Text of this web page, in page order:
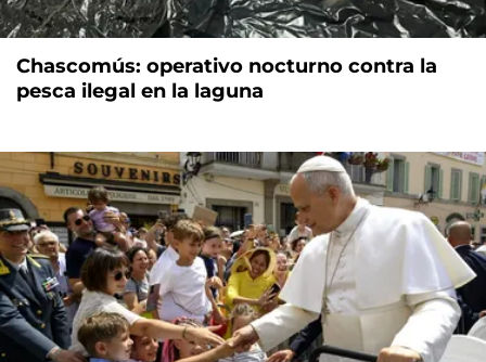
Chascomús: operativo nocturno contra la
pesca ilegal en la laguna